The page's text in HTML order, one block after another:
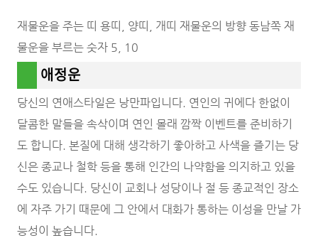
재물운을 주는 띠 용띠, 양띠, 개띠 재물운의 방향 동남쪽 재
물운을 부르는 숫자 5, 10
애정운
당신의 연애스타일은 낭만파입니다. 연인의 귀에다 한없이
달콤한 말들을 속삭이며 연인 몰래 깜짝 이벤트를 준비하기
도 합니다. 본질에 대해 생각하기 좋아하고 사색을 즐기는 당
신은 종교나 철학 등을 통해 인간의 나약함을 의지하고 있을
수도 있습니다. 당신이 교회나 성당이나 절 등 종교적인 장소
에 자주 가기 때문에 그 안에서 대화가 통하는 이성을 만날 가
능성이 높습니다.